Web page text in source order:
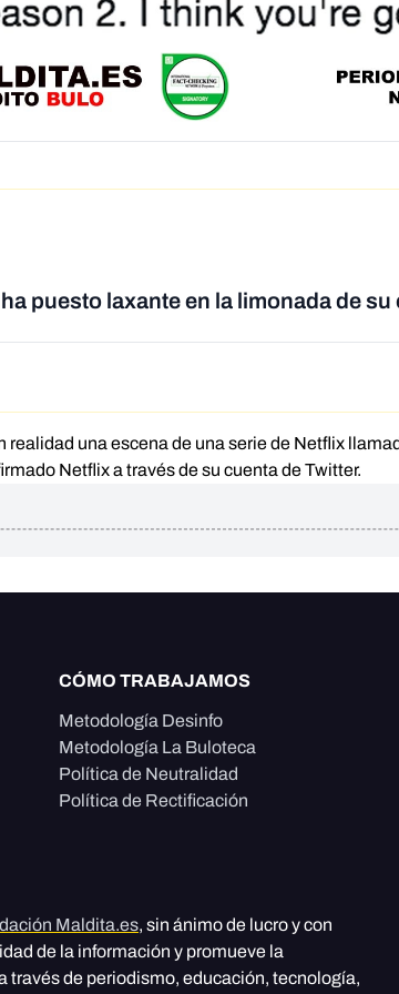
puesto laxante en la limonada de su
realidad una escena de una serie de Netflix
Netflix a través de su cuenta de Twitter.
CÓMO TRABAJAMOS
Metodología Desinfo
Metodología La Buloteca
Política de Neutralidad
Política de Rectificación
Maldita.es, sin ánimo de lucro y con
de la información y promueve la
través de periodismo, educación, tecnología,